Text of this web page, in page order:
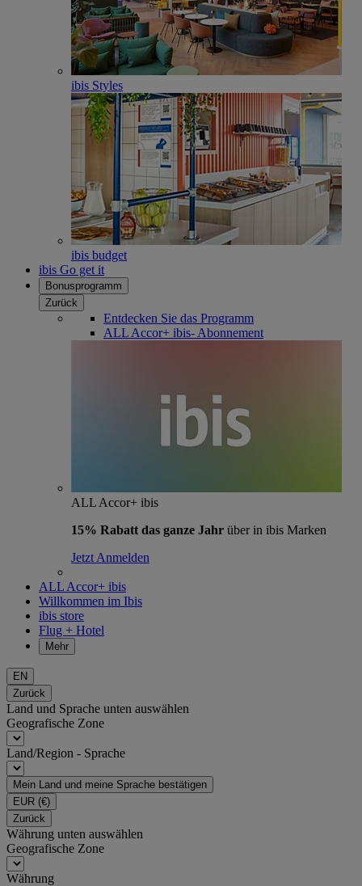
ibis Styles
ibis budget
ibis Go get it
Bonusprogramm
Zurück
Entdecken Sie das Programm
ALL Accor+ ibis- Abonnement
ALL Accor+ ibis
15% Rabatt das ganze Jahr über in ibis Marken
Jetzt Anmelden
ALL Accor+ ibis
Willkommen im Ibis
ibis store
Flug + Hotel
Mehr
EN
Zurück
Land und Sprache unten auswählen
Geografische Zone
Land/Region - Sprache
Mein Land und meine Sprache bestätigen
EUR (€)
Zurück
Währung unten auswählen
Geografische Zone
Währung